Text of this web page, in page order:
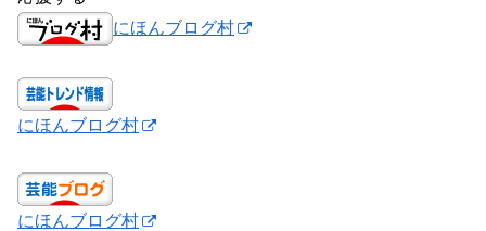
にほんブログ村
にほんブログ村
にほんブログ村